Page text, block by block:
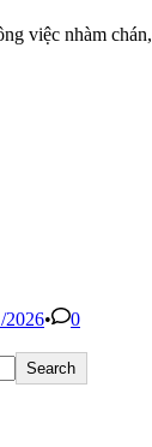
việc nhàm
2026•
0
Search